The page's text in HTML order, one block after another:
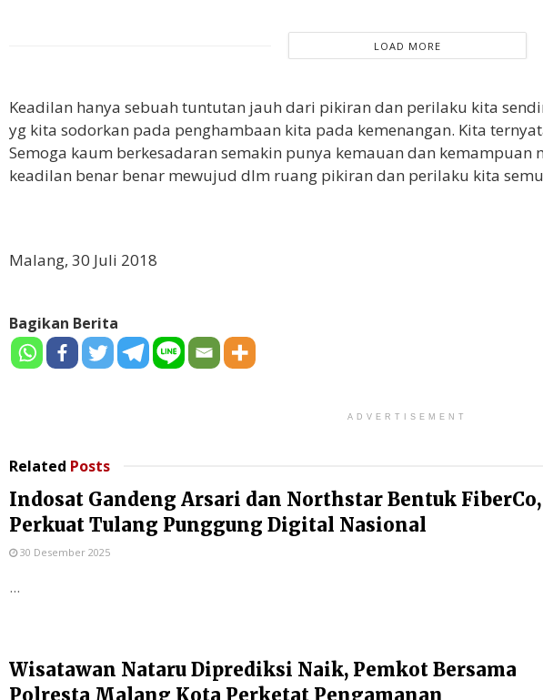
LOAD MORE
Keadilan hanya sebuah tuntutan jauh dari pikiran dan perilaku kita
yg kita sodorkan pada penghambaan kita pada kemenangan. Kita
Semoga kaum berkesadaran semakin punya kemauan dan
keadilan benar benar mewujud dlm ruang pikiran dan perilaku kita
Malang, 30 Juli 2018
Bagikan Berita
ADVERTISEMENT
Related Posts
Indosat Gandeng Arsari dan Northstar Bentuk FiberCo,
Perkuat Tulang Punggung Digital Nasional
30 Desember 2025
...
Wisatawan Nataru Diprediksi Naik, Pemkot Bersama
Polresta Malang Kota Perketat Pengamanan